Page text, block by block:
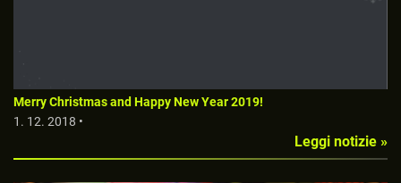
Merry Christmas and Happy New Year 2019!
1. 12. 2018 •
Leggi notizie »